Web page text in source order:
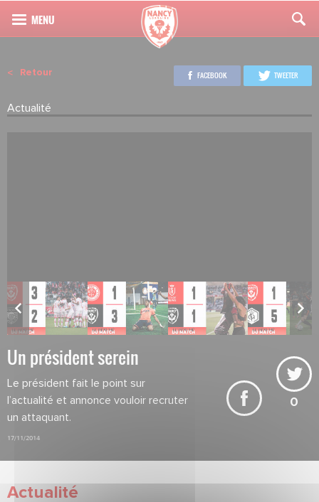
Retour
Actualité
FACEBOOK TWEETER
Un président serein
Le président fait le point sur
l’actualité et annonce vouloir recruter
un attaquant.
17/11/2014
0
Actualité